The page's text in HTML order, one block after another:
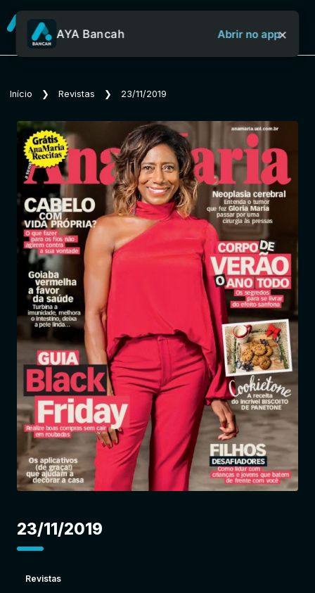
Sobre o Aya Bancah
Início
Revistas
Jornais
Notícias
Entrar
AYA Bancah Abrir no app×
Início ❯ Revistas ❯ 23/11/2019
23/11/2019
Revistas